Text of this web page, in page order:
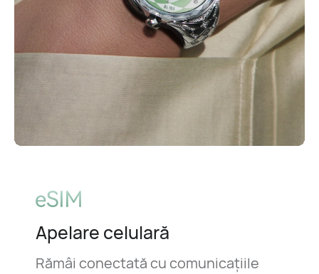
Apelare celulară
Rămâi conectată cu comunicațiile